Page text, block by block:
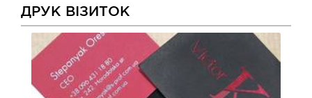
ДРУК ВІЗИТОК